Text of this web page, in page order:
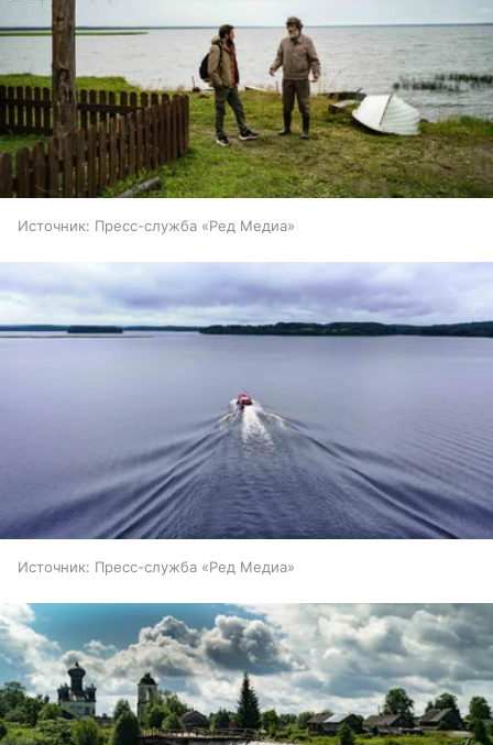
Источник: Пресс-служба «Ред Медиа»
Источник: Пресс-служба «Ред Медиа»